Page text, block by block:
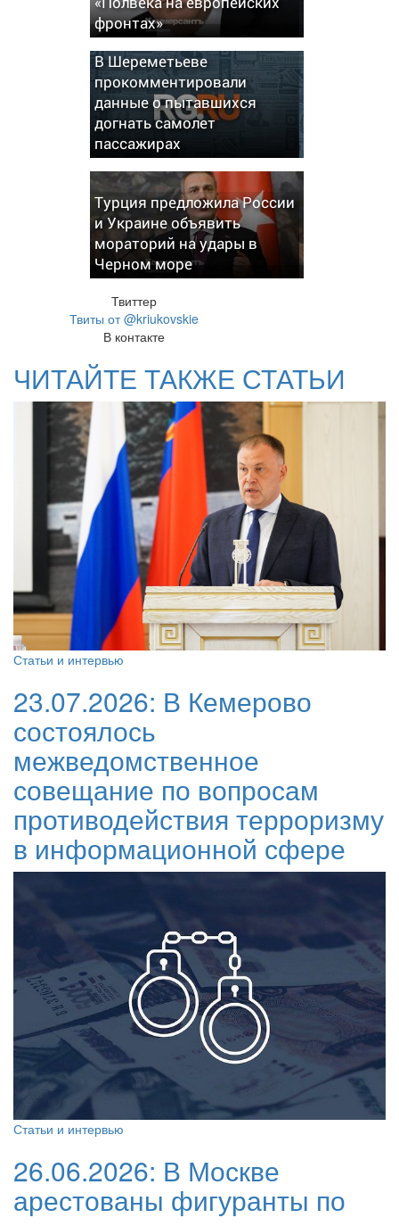
фронтах»
В Шереметьеве
прокомментировали
данные о пытавшихся
догнать самолет
пассажирах
Турция предложила России
и Украине объявить
мораторий на удары в
Черном море
Твиттер
Твиты от @kriukovskie
В контакте
ЧИТАЙТЕ ТАКЖЕ СТАТЬИ
Статьи и интервью
23.07.2026: В Кемерово
состоялось
межведомственное
совещание по вопросам
противодействия терроризму
в информационной сфере
Статьи и интервью
26.06.2026: В Москве
арестованы фигуранты по